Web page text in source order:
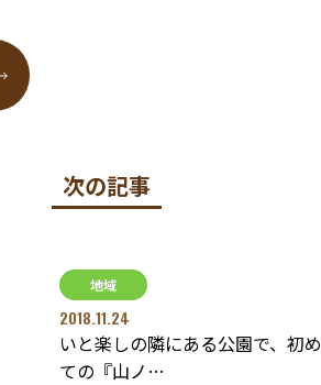
次の記事
地域
2018.11.24
いと楽しの隣にある公園で、初め
ての『山ノ…